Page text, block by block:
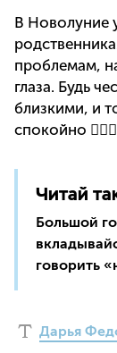
В Новолуние
проблемам,
глаза. Будь
близкими, и
спокойно 💆🏼‍♀️
Читай
Большой
говорить
Дарья